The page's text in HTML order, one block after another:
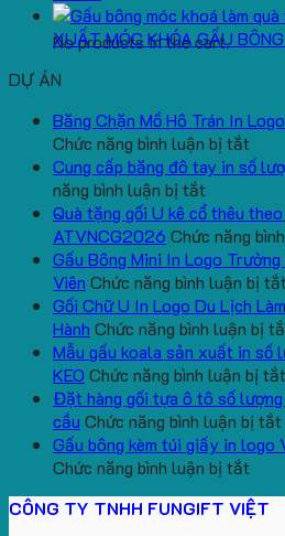
No products in the cart.
XUẤT MÓC KHÓA GẤU
DỰ ÁN
Băng Chặn Mồ Hô Trán In
Chức năng bình luận bị tắt
Mồ
Hô
Trán
In
Logo
Làm
Quà
Cung cấp băng đô tay in số
năng bình luận bị tắt
Cung
cấp
băng
đô
tay
in
số
lượng
lớn
logo
aginode
Quà tặng gối U kê cổ thêu
ATVNCG2026 Chức năng
Gấu Bông Mini In Logo
Viên Chức năng bình luận bị tắt
Gối Chữ U In Logo Du Lịch
Hành Chức năng bình luận bị
Mẫu gấu koala sản xuất in số
KEO Chức năng bình luận bị tắt
Đặt hàng gối tựa ô tô số
cầu Chức năng bình luận bị tắt
Gấu bông kèm túi giấy in logo
Chức năng bình luận bị tắt
bông
CÔNG TY TNHH FUNGIFT VIỆT